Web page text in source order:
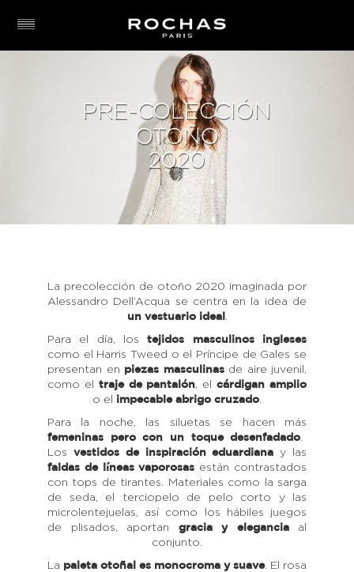
PRE-COLECCIÓN
OTOÑO
2020
La precolección de otoño 2020 imaginada por
Alessandro Dell’Acqua se centra en la idea de
un vestuario ideal .
Para el día, lostejidos masculinos ingleses
como el Harris Tweed o el Príncipe de Gales se
presentan en piezas masculinasde aire juvenil,
como el
traje de pantalón, elcárdigan amplio
o el impecable abrigo cruzado.
Para la noche, las siluetas se hacen más
femeninas pero con un toque desenfadado.
Los vestidos de inspiración eduardiana y las
faldas de líneas vaporosas están contrastados
con tops de tirantes. Materiales como la sarga
de seda, el terciopelo de pelo corto y las
microlentejuelas, así como los hábiles juegos
de plisados, aportan
gracia y eleganciaal
conjunto.
La paleta otoñal es monocroma y suave. El rosa